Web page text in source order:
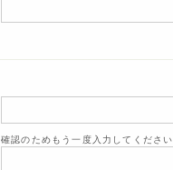
確認のためもう一度入力してください